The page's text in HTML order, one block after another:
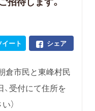
シェア
イート
倉市民と東峰村民
、受付にて住所を
）